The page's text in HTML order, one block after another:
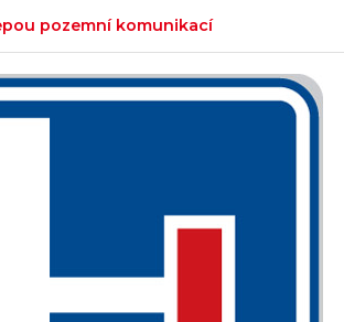
pozemní komunikací